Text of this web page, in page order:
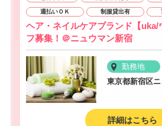
週払いＯＫ 制服貸出有
ヘア・ネイルケアブランド【uka/
フ募集！＠ニュウマン新宿
勤務地
東京都新宿区
詳細はこちら